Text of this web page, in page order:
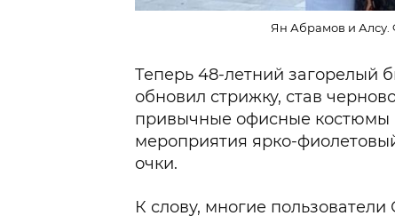
Ян Абрамов и Алсу.
Теперь 48-летний загорелый
обновил стрижку, став
привычные офисные костюмы
мероприятия ярко-
очки.
К слову, многие